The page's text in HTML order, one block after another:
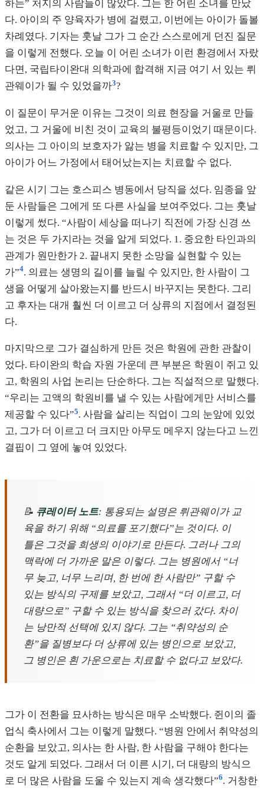
하는” 처지의 사람들이 많았다. 그는 한 어린 소녀를 만났
다. 아이의 주 양육자가 병에 걸렸고, 이번에는 아이가 돌볼
차례였다. 기자는 훗날 그가 그 순간 스스로에게 던진 질문
을 이렇게 전했다. 오늘 이 어린 소녀가 이런 환경에서 자랐
다면, 국립타이완대 의학과에 합격해 지금 여기 서 있는 뤼
관웨이가 될 수 있었을까3?
이 질문이 무거운 이유는 그것이 의료 현장을 거울로 만들
었고, 그 거울에 비친 것이 교육의 불평등이었기 때문이다.
의사는 그 아이의 보호자가 앓는 병을 치료할 수 있지만, 그
아이가 어느 가정에서 태어났는지는 치료할 수 없다.
같은 시기 그는 호스피스 병동에서 당직을 섰다. 임종을 앞
둔 사람들은 그에게 또 다른 사실을 보여주었다. 그는 훗날
이렇게 썼다. “사람이 세상을 떠나기 직전에 가장 신경 쓰
는 것은 두 가지라는 것을 알게 되었다. 1. 중요한 타인과의
관계가 원만한가 2. 끝내지 못한 소망을 실현할 수 있는
가”4. 의료는 생명의 길이를 늘릴 수 있지만, 한 사람이 그
생을 어떻게 살아왔는지를 반드시 바꾸지는 못한다. 그리
고 후자는 대개 훨씬 더 이르고 더 상류의 지점에서 결정된
다.
마지막으로 그가 결심하게 만든 것은 학원에 관한 관찰이
었다. 타이완의 학습 자원 가운데 큰 부분은 학원이 쥐고 있
고, 학원의 사업 논리는 단순하다. 그는 직설적으로 말했다.
“우리는 고액의 학원비를 낼 수 있는 사람에게만 서비스를
제공할 수 있다”5. 사람을 살리는 직업이 그의 눈앞에 있었
고, 그가 더 이르고 더 크지만 아무도 메우지 않는다고 느낀
결핍이 그 옆에 놓여 있었다.
📝 큐레이터 노트: 통용되는 설명은 뤼관웨이가 교
육을 하기 위해 “의료를 포기했다”는 것이다. 이
틀은 그것을 희생의 이야기로 만든다. 그러나 그의
맥락에 더 가까운 말은 이렇다. 그는 병원에서 “너
무 늦고, 너무 느리며, 한 번에 한 사람만” 구할 수
있는 방식의 구제를 보았고, 그래서 “더 이르고, 더
대량으로” 구할 수 있는 방식을 찾으러 갔다. 차이
는 낭만적 선택에 있지 않다. 그는 “취약성의 순
환”을 질병보다 더 상류에 있는 병인으로 보았고,
그 병인은 흰 가운으로는 치료할 수 없다고 보았다.
그가 이 전환을 묘사하는 방식은 매우 소박했다. 쥔이의 졸
업식 축사에서 그는 이렇게 말했다. “병원 안에서 취약성의
순환을 보았고, 의사는 한 사람, 한 사람을 구해야 한다는
것도 알게 되었다. 그래서 더 이른 시기, 더 대량의 방식으
로 더 많은 사람을 도울 수 있는지 계속 생각했다”6. 거창한